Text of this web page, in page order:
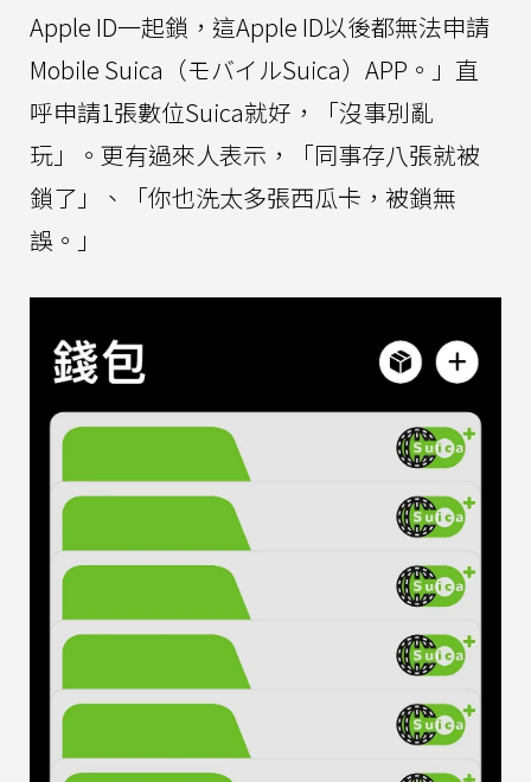
Apple ID一起鎖，這Apple ID以後都無法申請
Mobile Suica（モバイルSuica）APP。」直
呼申請1張數位Suica就好，「沒事別亂
玩」。更有過來人表示，「同事存八張就被
鎖了」、「你也洗太多張西瓜卡，被鎖無
誤。」